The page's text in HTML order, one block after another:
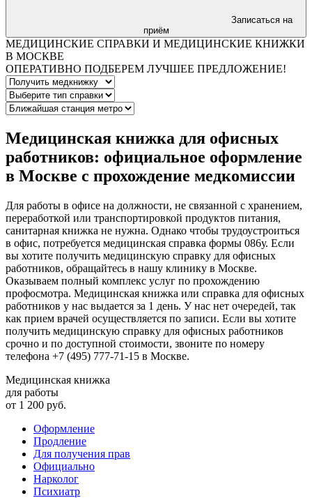
приём
МЕДИЦИНСКИЕ СПРАВКИ И МЕДИЦИНСКИЕ КНИЖКИ
В МОСКВЕ
ОПЕРАТИВНО ПОДБЕРЕМ ЛУЧШЕЕ ПРЕДЛОЖЕНИЕ!
Медицинская книжка для офисных
работников: официальное оформление
в Москве с прохождение медкомиссии
Для работы в офисе на должности, не связанной с хранением,
переработкой или транспортировкой продуктов питания,
санитарная книжка не нужна. Однако чтобы трудоустроиться
в офис, потребуется медицинская справка формы 086у. Если
вы хотите получить медицинскую справку для офисных
работников, обращайтесь в нашу клинику в Москве.
Оказываем полный комплекс услуг по прохождению
профосмотра. Медицинская книжка или справка для офисных
работников у нас выдается за 1 день. У нас нет очередей, так
как прием врачей осуществляется по записи. Если вы хотите
получить медицинскую справку для офисных работников
срочно и по доступной стоимости, звоните по номеру
телефона +7 (495) 777-71-15 в Москве.
Медицинская книжка
для работы
от 1 200 руб.
Оформление
Продление
Для получения прав
Официально
Нарколог
Психиатр